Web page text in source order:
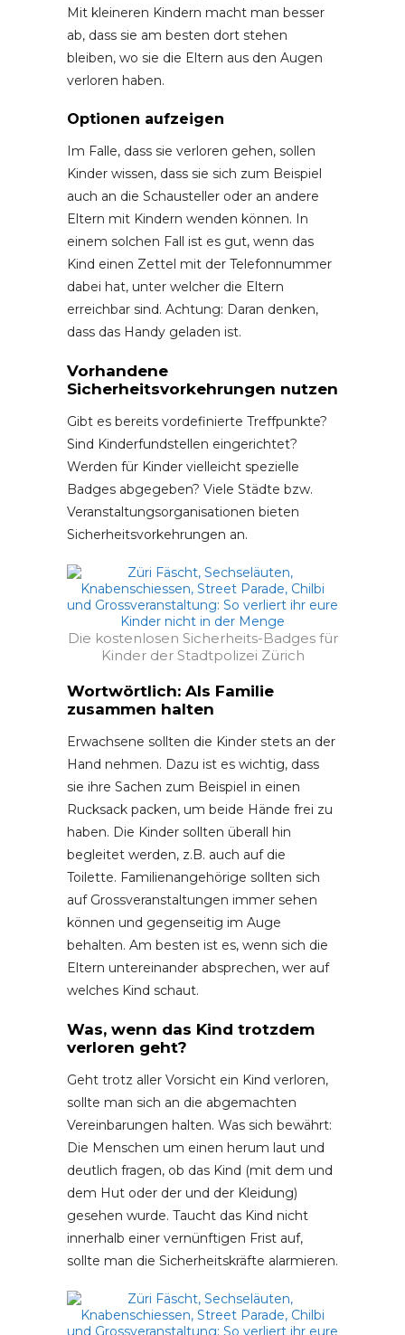
Mit kleineren Kindern macht man besser
ab, dass sie am besten dort stehen
bleiben, wo sie die Eltern aus den Augen
verloren haben.
Optionen aufzeigen
Im Falle, dass sie verloren gehen, sollen
Kinder wissen, dass sie sich zum Beispiel
auch an die Schausteller oder an andere
Eltern mit Kindern wenden können. In
einem solchen Fall ist es gut, wenn das
Kind einen Zettel mit der Telefonnummer
dabei hat, unter welcher die Eltern
erreichbar sind. Achtung: Daran denken,
dass das Handy geladen ist.
Vorhandene
Sicherheitsvorkehrungen nutzen
Gibt es bereits vordefinierte Treffpunkte?
Sind Kinderfundstellen eingerichtet?
Werden für Kinder vielleicht spezielle
Badges abgegeben? Viele Städte bzw.
Veranstaltungsorganisationen bieten
Sicherheitsvorkehrungen an.
Die kostenlosen Sicherheits-Badges für
Kinder der Stadtpolizei Zürich
Wortwörtlich: Als Familie
zusammen halten
Erwachsene sollten die Kinder stets an der
Hand nehmen. Dazu ist es wichtig, dass
sie ihre Sachen zum Beispiel in einen
Rucksack packen, um beide Hände frei zu
haben. Die Kinder sollten überall hin
begleitet werden, z.B. auch auf die
Toilette. Familienangehörige sollten sich
auf Grossveranstaltungen immer sehen
können und gegenseitig im Auge
behalten. Am besten ist es, wenn sich die
Eltern untereinander absprechen, wer auf
welches Kind schaut.
Was, wenn das Kind trotzdem
verloren geht?
Geht trotz aller Vorsicht ein Kind verloren,
sollte man sich an die abgemachten
Vereinbarungen halten. Was sich bewährt:
Die Menschen um einen herum laut und
deutlich fragen, ob das Kind (mit dem und
dem Hut oder der und der Kleidung)
gesehen wurde. Taucht das Kind nicht
innerhalb einer vernünftigen Frist auf,
sollte man die Sicherheitskräfte alarmieren.